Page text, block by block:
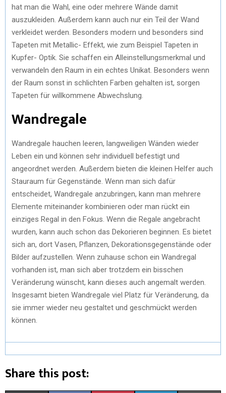
hat man die Wahl, eine oder mehrere Wände damit
auszukleiden. Außerdem kann auch nur ein Teil der Wand
verkleidet werden. Besonders modern und besonders sind
Tapeten mit Metallic- Effekt, wie zum Beispiel Tapeten in
Kupfer- Optik. Sie schaffen ein Alleinstellungsmerkmal und
verwandeln den Raum in ein echtes Unikat. Besonders wenn
der Raum sonst in schlichten Farben gehalten ist, sorgen
Tapeten für willkommene Abwechslung.
Wandregale
Wandregale hauchen leeren, langweiligen Wänden wieder
Leben ein und können sehr individuell befestigt und
angeordnet werden. Außerdem bieten die kleinen Helfer auch
Stauraum für Gegenstände. Wenn man sich dafür
entscheidet, Wandregale anzubringen, kann man mehrere
Elemente miteinander kombinieren oder man rückt ein
einziges Regal in den Fokus. Wenn die Regale angebracht
wurden, kann auch schon das Dekorieren beginnen. Es bietet
sich an, dort Vasen, Pflanzen, Dekorationsgegenstände oder
Bilder aufzustellen. Wenn zuhause schon ein Wandregal
vorhanden ist, man sich aber trotzdem ein bisschen
Veränderung wünscht, kann dieses auch angemalt werden.
Insgesamt bieten Wandregale viel Platz für Veränderung, da
sie immer wieder neu gestaltet und geschmückt werden
können.
Share this post: